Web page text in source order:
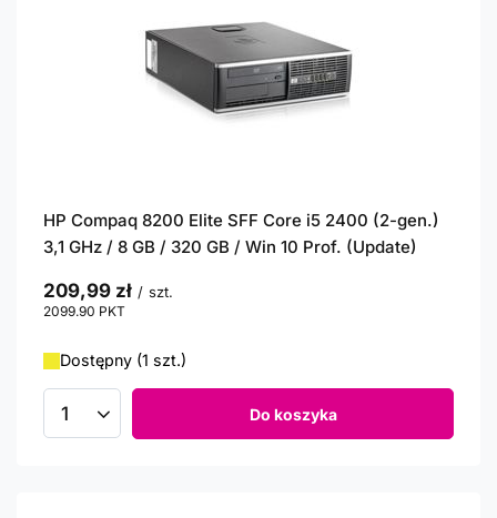
HP Compaq 8200 Elite SFF Core i5 2400 (2-gen.)
3,1 GHz / 8 GB / 320 GB / Win 10 Prof. (Update)
209,99 zł / szt.
2099.90 PKT
Dostępny (1 szt.)
Ilość produktów Do koszyka